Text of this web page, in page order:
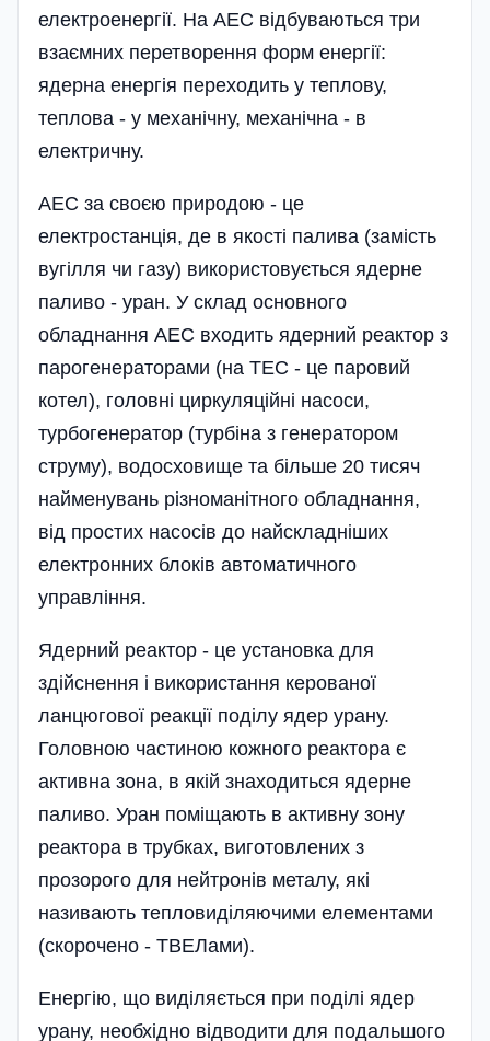
електроенергії. На АЕС відбуваються три
взаємних перетворення форм енергії:
ядерна енергія переходить у теплову,
теплова - у механічну, механічна - в
електричну.
АЕС за своєю природою - це
електростанція, де в якості палива (замість
вугілля чи газу) використовується ядерне
паливо - уран. У склад основного
обладнання АЕС входить ядерний реактор з
парогенераторами (на ТЕС - це паровий
котел), головні циркуляційні насоси,
турбогенератор (турбіна з генератором
струму), водосховище та більше 20 тисяч
найменувань різноманітного обладнання,
від простих насосів до найскладніших
електронних блоків автоматичного
управління.
Ядерний реактор - це установка для
здійснення і використання керованої
ланцюгової реакції поді­лу ядер урану.
Головною частиною кожного реактора є
активна зона, в якій знаходиться ядерне
паливо. Уран поміщають в активну зону
реактора в трубках, виготовлених з
прозорого для нейтронів металу, які
називають тепловиділяючими елементами
(скорочено - ТВЕЛами).
Енергію, що виділяється при поділі ядер
урану, необхідно відводити для подальшого